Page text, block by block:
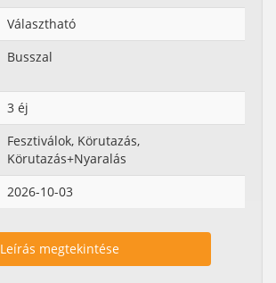
Választható
Busszal
3 éj
Fesztiválok, Körutazás,
Körutazás+Nyaralás
2026-10-03
Leírás megtekintése